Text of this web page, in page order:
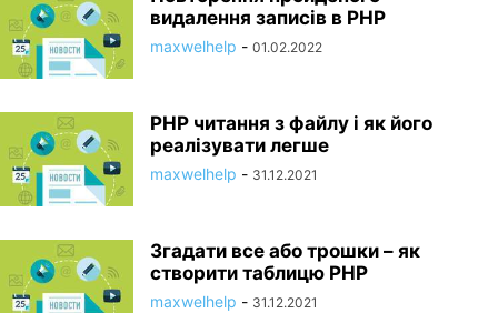
видалення записів в PHP
maxwelhelp - 01.02.2022
PHP читання з файлу і як його
реалізувати легше
maxwelhelp - 31.12.2021
Згадати все або трошки – як
створити таблицю PHP
maxwelhelp - 31.12.2021